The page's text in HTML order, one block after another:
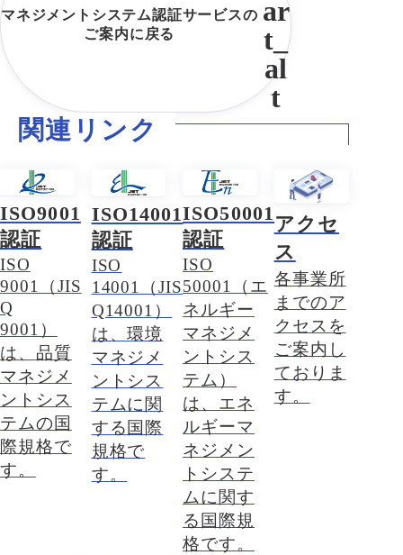
マネジメントシステム認証サービスの
ご案内に戻る
関連リンク
ISO9001
認証
ISO
9001（JIS
Q
9001）
は、品質
マネジメ
ントシス
テムの国
際規格で
す。
ISO14001
認証
ISO
14001（JIS
Q14001）
は、環境
マネジメ
ントシス
テムに関
する国際
規格で
す。
ISO50001
認証
ISO
50001（エ
ネルギー
マネジメ
ントシス
テム）
は、エネ
ルギーマ
ネジメン
トシステ
ムに関す
る国際規
格です。
アクセ
ス
各事業所
までのア
クセスを
ご案内し
ておりま
す。